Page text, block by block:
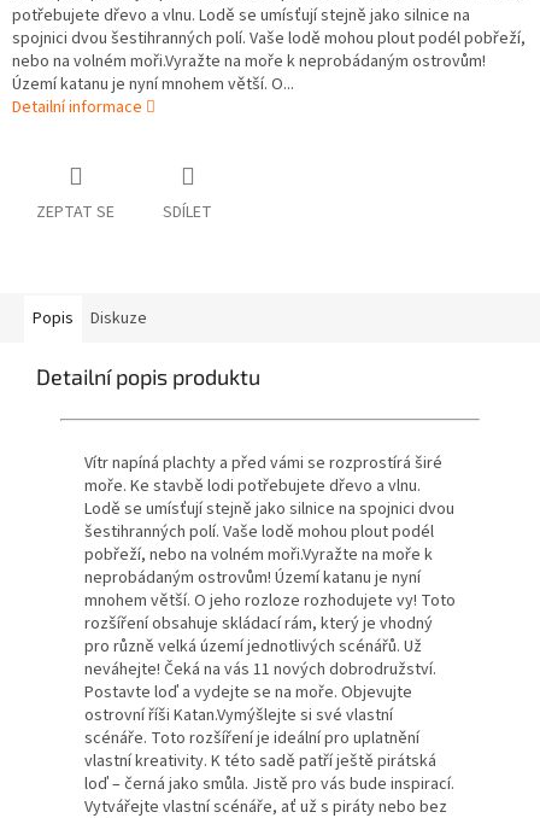
potřebujete dřevo a vlnu. Lodě se umísťují stejně jako silnice na
spojnici dvou šestihranných polí. Vaše lodě mohou plout podél pobřeží,
nebo na volném moři.Vyražte na moře k neprobádaným ostrovům!
Území katanu je nyní mnohem větší. O...
Detailní informace
ZEPTAT SE SDÍLET
Popis Diskuze
Detailní popis produktu
Vítr napíná plachty a před vámi se rozprostírá širé
moře. Ke stavbě lodi potřebujete dřevo a vlnu.
Lodě se umísťují stejně jako silnice na spojnici dvou
šestihranných polí. Vaše lodě mohou plout podél
pobřeží, nebo na volném moři.Vyražte na moře k
neprobádaným ostrovům! Území katanu je nyní
mnohem větší. O jeho rozloze rozhodujete vy! Toto
rozšíření obsahuje skládací rám, který je vhodný
pro různě velká území jednotlivých scénářů. Už
neváhejte! Čeká na vás 11 nových dobrodružství.
Postavte loď a vydejte se na moře. Objevujte
ostrovní říši Katan.Vymýšlejte si své vlastní
scénáře. Toto rozšíření je ideální pro uplatnění
vlastní kreativity. K této sadě patří ještě pirátská
loď – černá jako smůla. Jistě pro vás bude inspirací.
Vytvářejte vlastní scénáře, ať už s piráty nebo bez